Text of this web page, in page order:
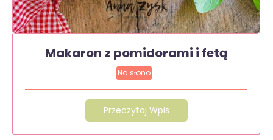
Makaron z pomidorami i fetą
Na słono
Przeczytaj Wpis